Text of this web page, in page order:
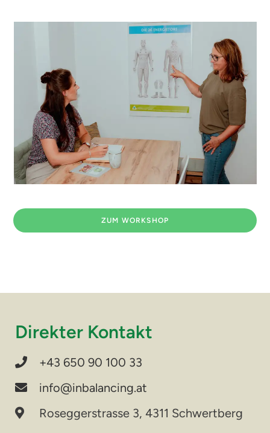
ZUM WORKSHOP
Direkter Kontakt
+43 650 90 100 33
info@inbalancing.at
Roseggerstrasse 3, 4311 Schwertberg